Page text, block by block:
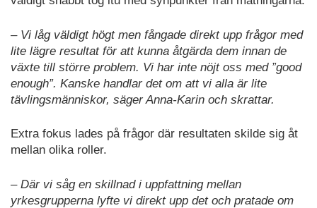
– Vi låg väldigt högt men fångade direkt upp frågor med
lite lägre resultat för att kunna åtgärda dem innan de
växte till större problem. Vi har inte nöjt oss med ”good
enough”. Kanske handlar det om att vi alla är lite
tävlingsmänniskor, säger Anna-Karin och skrattar.
Extra fokus lades på frågor där resultaten skilde sig åt
mellan olika roller.
– Där vi såg en skillnad i uppfattning mellan
yrkesgrupperna lyfte vi direkt upp det och pratade om